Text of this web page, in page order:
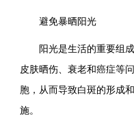
避免暴晒阳光
阳光是生活的重要组成
皮肤晒伤、衰老和癌症等
胞，从而导致白斑的形成
施。